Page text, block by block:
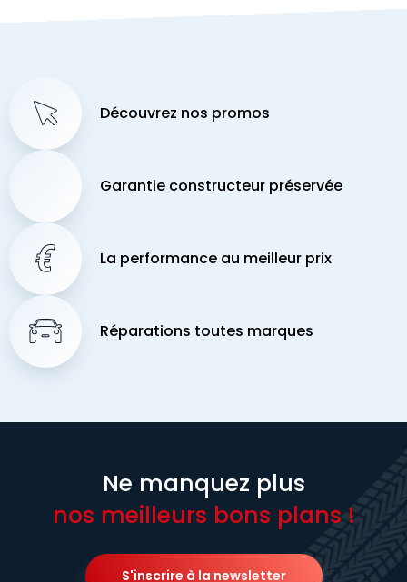
Découvrez nos promos
Garantie constructeur préservée
La performance au meilleur prix
Réparations toutes marques
Ne manquez plus
nos meilleurs bons plans !
S'inscrire à la newsletter